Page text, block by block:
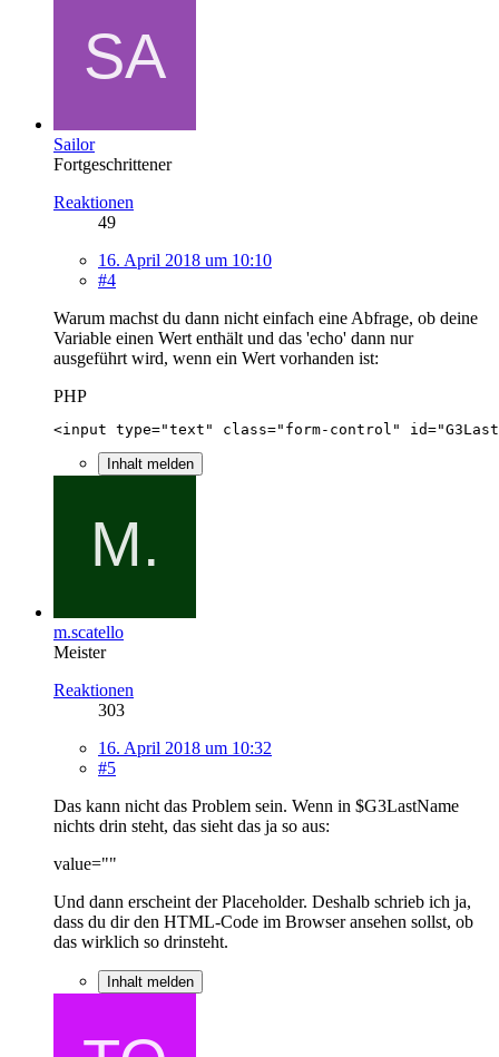
Sailor
Fortgeschrittener
Reaktionen
49
16. April 2018 um 10:10
#4
Warum machst du dann nicht einfach eine Abfrage, ob deine
Variable einen Wert enthält und das 'echo' dann nur
ausgeführt wird, wenn ein Wert vorhanden ist:
PHP
<input type="text" class="form-control"
Inhalt melden
m.scatello
Meister
Reaktionen
303
16. April 2018 um 10:32
#5
Das kann nicht das Problem sein. Wenn in $G3LastName
nichts drin steht, das sieht das ja so aus:
value=""
Und dann erscheint der Placeholder. Deshalb schrieb ich ja,
dass du dir den HTML-Code im Browser ansehen sollst, ob
das wirklich so drinsteht.
Inhalt melden